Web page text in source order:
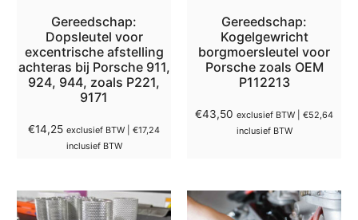
Gereedschap:
Dopsleutel voor
excentrische afstelling
achteras bij Porsche 911,
924, 944, zoals P221,
9171
€14,25 exclusief BTW | €17,24
inclusief BTW
Gereedschap:
Kogelgewricht
borgmoersleutel voor
Porsche zoals OEM
P112213
€43,50 exclusief BTW | €52,64
inclusief BTW